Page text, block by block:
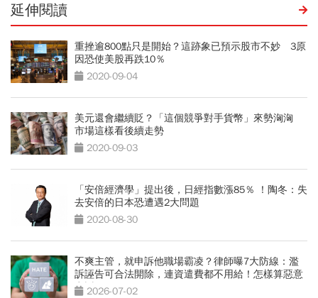
延伸閱讀
重挫逾800點只是開始？這跡象已預示股市不妙 3原
因恐使美股再跌10％
2020-09-04
美元還會繼續貶？「這個競爭對手貨幣」來勢洶洶
市場這樣看後續走勢
2020-09-03
「安倍經濟學」提出後，日經指數漲85％ ！陶冬：失
去安倍的日本恐遭遇2大問題
2020-08-30
不爽主管，就申訴他職場霸凌？律師曝7大防線：濫
訴誣告可合法開除，連資遣費都不用給！怎樣算惡意
申訴？
2026-07-02